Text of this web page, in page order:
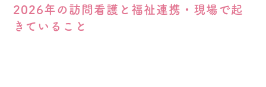
2026年の訪問看護と福祉連携・現場で起
きていること